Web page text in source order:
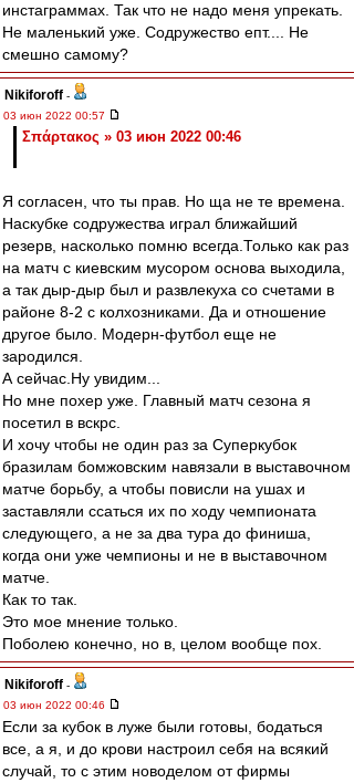
инстаграммах. Так что не надо меня упрекать.
Не маленький уже. Содружество епт.... Не
смешно самому?
Nikiforoff -
03 июн 2022 00:57
Σπάρτακος » 03 июн 2022 00:46
Я согласен, что ты прав. Но ща не те времена.
Наскубке содружества играл ближайший
резерв, насколько помню всегда.Только как раз
на матч с киевским мусором основа выходила,
а так дыр-дыр был и развлекуха со счетами в
районе 8-2 с колхозниками. Да и отношение
другое было. Модерн-футбол еще не
зародился.
А сейчас.Ну увидим...
Но мне похер уже. Главный матч сезона я
посетил в вскрс.
И хочу чтобы не один раз за Суперкубок
бразилам бомжовским навязали в выставочном
матче борьбу, а чтобы повисли на ушах и
заставляли ссаться их по ходу чемпионата
следующего, а не за два тура до финиша,
когда они уже чемпионы и не в выставочном
матче.
Как то так.
Это мое мнение только.
Поболею конечно, но в, целом вообще пох.
Nikiforoff -
03 июн 2022 00:46
Если за кубок в луже были готовы, бодаться
все, а я, и до крови настроил себя на всякий
случай, то с этим новоделом от фирмы